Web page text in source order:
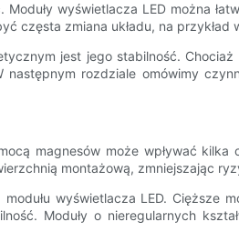
wyświetlacza LED można
częsta zmiana układu, na
jest jego stabilność.
rozdziale omówimy
magnesów może wpływać
montażową, zmniejszając
wyświetlacza LED. Cięższe
Moduły o nieregularnych